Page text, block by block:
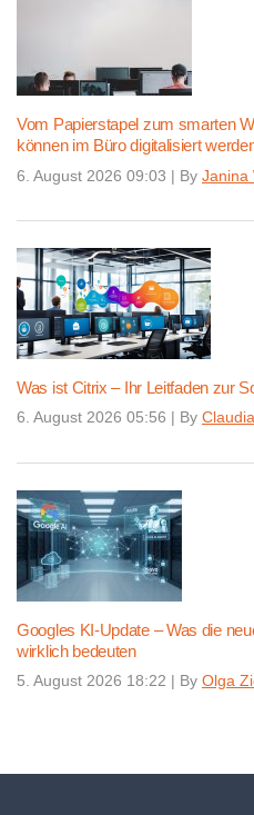
Vom Papierstapel zum smarten
können im Büro digitalisiert
6. August 2026 09:03 | By Janina
Was ist Citrix – Ihr Leitfaden zur
6. August 2026 05:56 | By
Googles KI-Update – Was die
wirklich bedeuten
5. August 2026 18:22 | By Olga